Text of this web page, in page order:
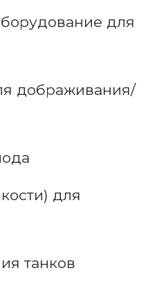
для
дображивания/
для
танков